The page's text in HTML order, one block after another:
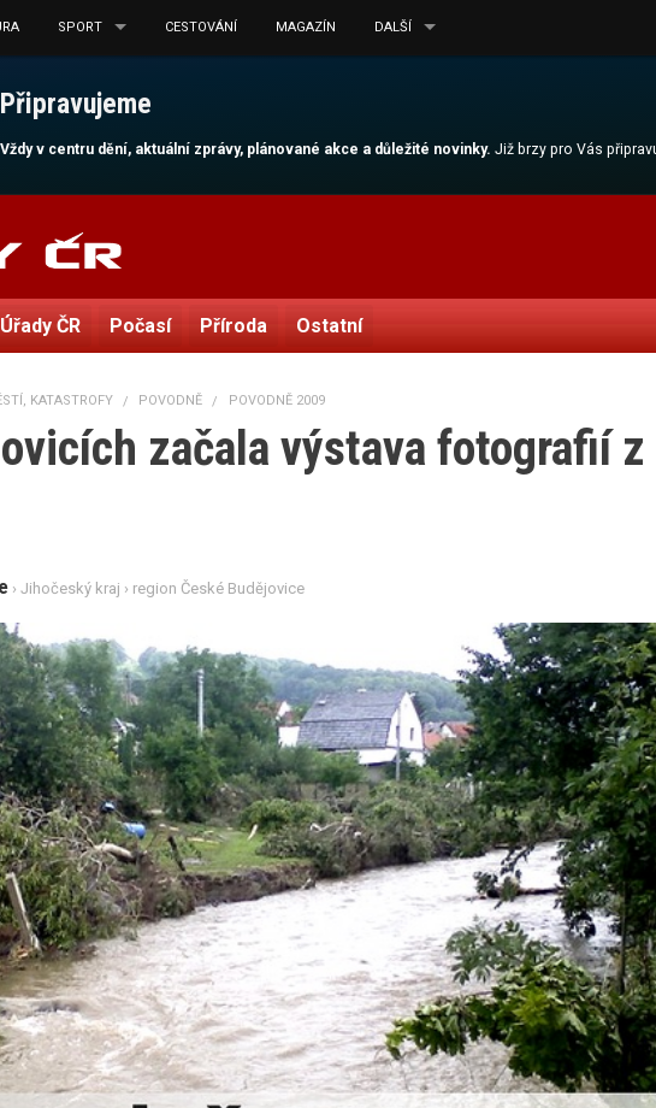
Připravujeme
Vždy v centru dění, aktuální zprávy, plánované akce a důležité novinky.Již brzy pro Vás
SPORT CESTOVÁNÍ MAGAZÍN DALŠÍ
Úřady ČR Počasí Příroda Ostatní
KATASTROFY POVODNĚ POVODNĚ 2009
začala výstava fotografií
› Jihočeský kraj › region České Budějovice